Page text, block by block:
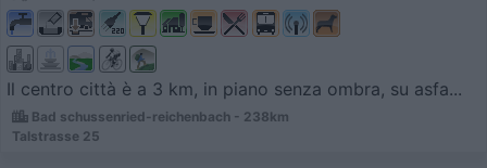
Il centro città è a 3 km, in piano senza ombra, su asfa...
Bad schussenried-reichenbach - 238km
Talstrasse 25